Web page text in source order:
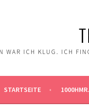
WAR ICH KLUG. ICH
STARTSEITE